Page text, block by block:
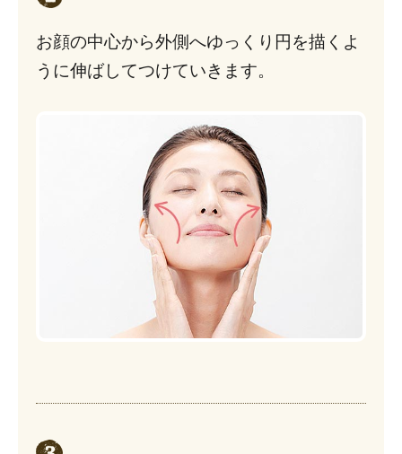
お顔の中心から外側へゆっくり円を描くよ
うに伸ばしてつけていきます。